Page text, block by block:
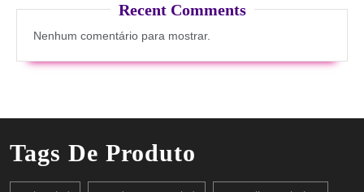
Recent Comments
Nenhum comentário para mostrar.
Tags De Produto